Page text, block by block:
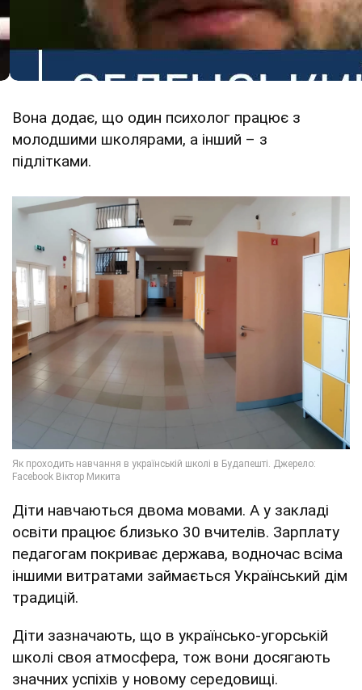
Вона додає, що один психолог працює з
молодшими школярами, а інший – з
підлітками.
Діти навчаються двома мовами. А у закладі
освіти працює близько 30 вчителів. Зарплату
педагогам покриває держава, водночас всіма
іншими витратами займається Український дім
традицій.
Діти зазначають, що в українсько-угорській
школі своя атмосфера, тож вони досягають
значних успіхів у новому середовищі.